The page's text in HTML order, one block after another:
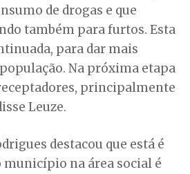
de drogas e que
também para furtos. Esta
para dar mais
Na próxima etapa
principalmente
Leuze.
destacou que está é
município na área social é